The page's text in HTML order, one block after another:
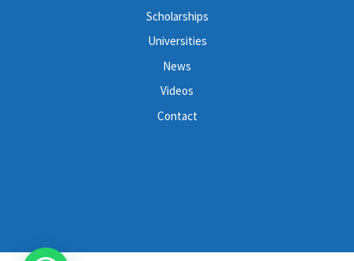
Scholarships
Universities
News
Videos
Contact